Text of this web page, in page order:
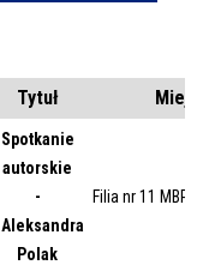
Tytuł
Spotkanie
autorskie
-
Aleksandra
Polak
Filia nr 11